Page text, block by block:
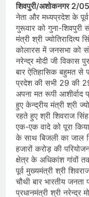
शिवपुरी/अशोकनगर 2/
नेता और मध्यप्रदेश के
गुरूवार को गुना-शिवपुरी
मंत्री श्री
कोलारस में जनसभा को
नरेन्द्र मोदी जी विकास
बार ऐतिहासिक बहुमत से
प्रदेश की सभी 29 की
अपना मत रूपी
हुए केन्द्रीय मंत्री श्री
रहते हुए श्री शिवराज
एक-एक वादे को पूरा
के साथ बिजली का जाल
हजारों करोड़ की
क्षेत्र के अधिकांश गांवों
पूर्व मुख्यमंत्री श्री
चौथी बार भारतीय
प्रधानमंत्री श्री